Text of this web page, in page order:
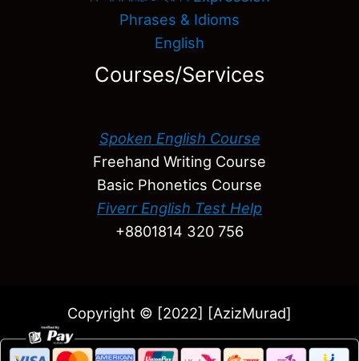
Phrases & Idioms
English
Courses/Services
Spoken English Course
Freehand Writing Course
Basic Phonetics Course
Fiverr English Test Help
+8801814 320 756
Copyright © [2022] [AzizMurad]